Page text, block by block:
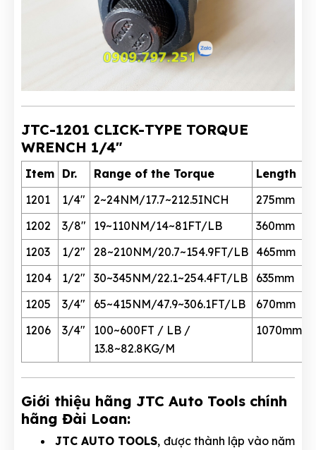
JTC-1201 CLICK-TYPE TORQUE
WRENCH 1/4"
Item Dr. Range of the Torque
Length
1201
1/4" 2~24NM/17.7~212.5INCH
275mm
1202
3/8" 19~110NM/14~81FT/LB
360mm
1203
1/2" 28~210NM/20.7~154.9FT/LB 465mm
1204
1/2" 30~345NM/22.1~254.4FT/LB
635mm
1205
3/4" 65~415NM/47.9~306.1FT/LB
670mm
1206
3/4"
100~600FT / LB /
13.8~82.8KG/M
1070mm
Giới thiệu hãng JTC Auto Tools chính
hãng Đài Loan:
JTC AUTO TOOLS, được thành lập vào năm